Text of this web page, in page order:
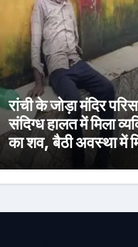
रांची के जोड़ा मंदिर
संदिग्ध हालत में मिला
का शव, बैठी अवस्था में